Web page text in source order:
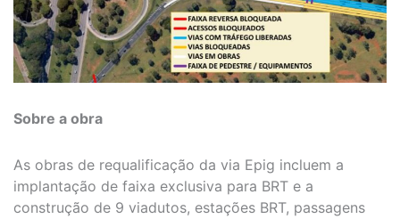
Sobre a obra
As obras de requalificação da via Epig incluem a
implantação de faixa exclusiva para BRT e a
construção de 9 viadutos, estações BRT, passagens